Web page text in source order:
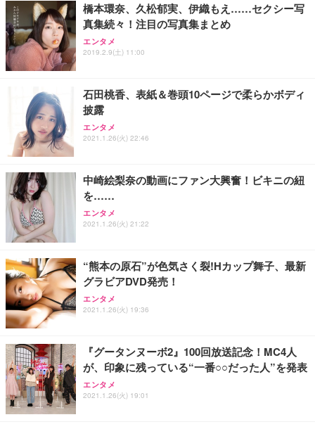
橋本環奈、久松郁実、伊織もえ……セクシー写
真集続々！注目の写真集まとめ
エンタメ
2019.2.9(土) 11:00
石田桃香、表紙＆巻頭10ページで柔らかボディ
披露
エンタメ
2021.1.26(火) 22:46
中崎絵梨奈の動画にファン大興奮！ビキニの紐
を……
エンタメ
2021.1.26(火) 21:22
“熊本の原石”が色気さく裂!Hカップ舞子、最新
グラビアDVD発売！
エンタメ
2021.1.26(火) 19:36
『グータンヌーボ2』100回放送記念！MC4人
が、印象に残っている“一番○○だった人”を発表
エンタメ
2021.1.26(火) 19:01